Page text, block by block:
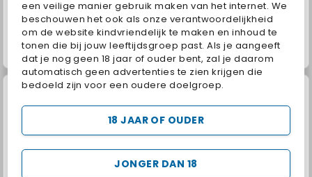
een veilige manier gebruik maken van het internet. We
beschouwen het ook als onze verantwoordelijkheid
om de website kindvriendelijk te maken en inhoud te
tonen die bij jouw leeftijdsgroep past. Als je aangeeft
dat je nog geen 18 jaar of ouder bent, zal je daarom
automatisch geen advertenties te zien krijgen die
bedoeld zijn voor een oudere doelgroep.
JONGER DAN 18
18 JAAR OF OUDER
Juice Merge Jewel Garden Story
Masha and the Bear: Meadows